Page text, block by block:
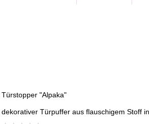
Türstopper "Alpaka"
dekorativer Türpuffer aus flauschigem Stoff